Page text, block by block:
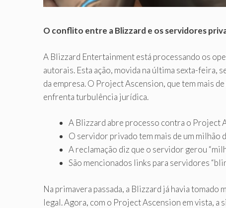
O conflito entre a Blizzard e os servidores
A Blizzard Entertainment está processando os
autorais. Esta ação, movida na última sexta-
da empresa. O Project Ascension, que tem mais
enfrenta turbulência jurídica.
A Blizzard abre processo contra o Project
O servidor privado tem mais de um
A reclamação diz que o servidor gerou
São mencionados links para servidores
Na primavera passada, a Blizzard já havia
legal. Agora, com o Project Ascension em vista,